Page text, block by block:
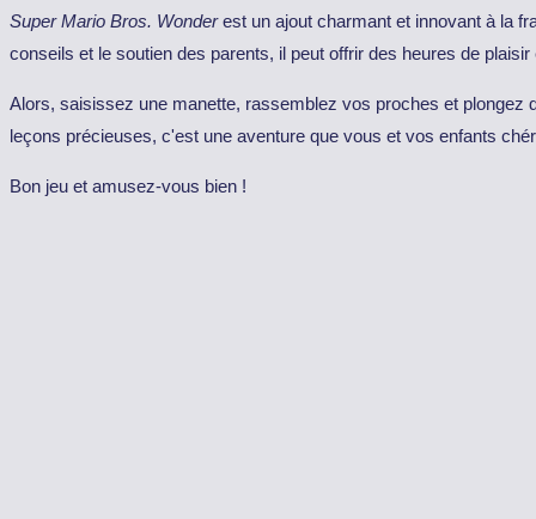
Super Mario Bros. Wonderest un ajout charmant et innovant à la
conseils et le soutien des parents, il peut offrir des heures de
Alors, saisissez une manette, rassemblez vos proches et plongez
leçons précieuses, c'est une aventure que vous et vos enfants
Bon jeu et amusez-vous bien !